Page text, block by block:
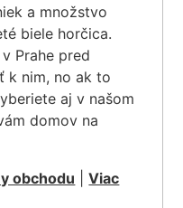
a množstvo
biele horčica.
Prahe pred
k nim, no ak to
aj v našom
domov na
obchodu |Viac